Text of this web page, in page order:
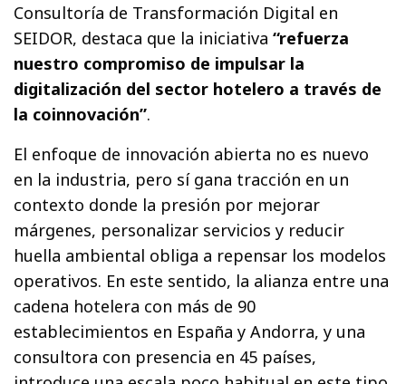
Consultoría de Transformación Digital en
SEIDOR, destaca que la iniciativa“refuerza
nuestro compromiso de impulsar la
digitalización del sector hotelero a través de
la coinnovación”.
El enfoque de innovación abierta no es nuevo
en la industria, pero sí gana tracción en un
contexto donde la presión por mejorar
márgenes, personalizar servicios y reducir
huella ambiental obliga a repensar los modelos
operativos. En este sentido, la alianza entre una
cadena hotelera con más de 90
establecimientos en España y Andorra, y una
consultora con presencia en 45 países,